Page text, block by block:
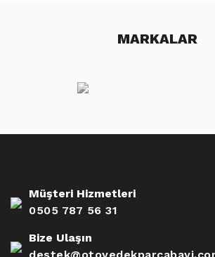
MARKALAR
Müşteri Hizmetleri
0505 787 56 31
Bize Ulaşın